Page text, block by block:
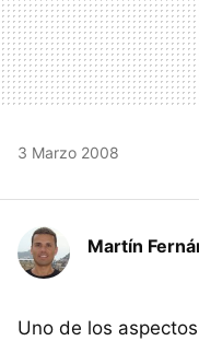
3 Marzo 2008
Martín
Uno de los